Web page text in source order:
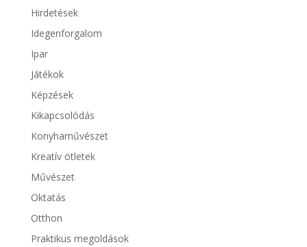
Hirdetések
Idegenforgalom
Ipar
Játékok
Képzések
Kikapcsolódás
Konyhaművészet
Kreatív ötletek
Művészet
Oktatás
Otthon
Praktikus megoldások